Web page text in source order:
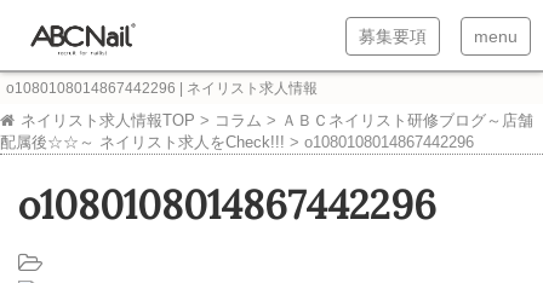
T
o
g
e
募集要項
T
o
g
menu
o1080108014867442296 | ネイリスト求人情報
ネイリスト求人情報TOP > コラム > ＡＢＣネイリスト研修ブログ～店舗
配属後☆☆～ ネイリスト求人をCheck!!! > o1080108014867442296
o1080108014867442296